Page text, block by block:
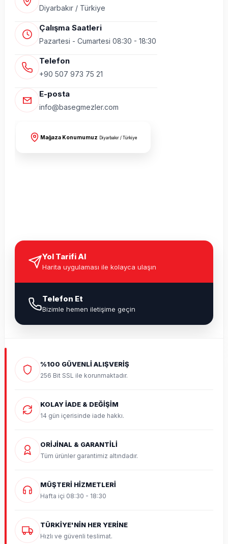
Diyarbakır / Türkiye
Çalışma Saatleri
Pazartesi - Cumartesi 08:30 - 18:30
Telefon
+90 507 973 75 21
E-posta
info@basegmezler.com
Mağaza Konumumuz Diyarbakır / Türkiye
Yol Tarifi Al
Harita uygulaması ile kolayca ulaşın
Telefon Et
Bizimle hemen iletişime geçin
%100 GÜVENLİ ALIŞVERİŞ
256 Bit SSL ile korunmaktadır.
KOLAY İADE & DEĞİŞİM
14 gün içerisinde iade hakkı.
ORİJİNAL & GARANTİLİ
Tüm ürünler garantimiz altındadır.
MÜŞTERİ HİZMETLERİ
Hafta içi 08:30 - 18:30
TÜRKİYE'NİN HER YERİNE
Hızlı ve güvenli teslimat.